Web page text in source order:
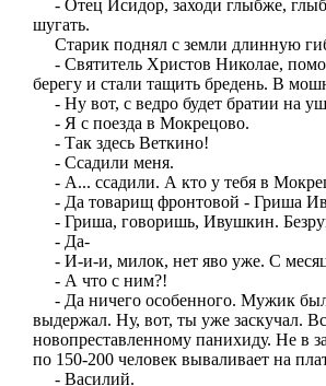
- Отец Исидор, заходи глыбже,
шугать.
Старик поднял с земли длинную
- Святитель Христов Николае,
берегу и стали тащить бредень. В
- Ну вот, с ведро будет братии на
- Я с поезда в Мокрецово.
- Так здесь Веткино!
- Ссадили меня.
- А... ссадили. А кто у тебя в
- Да товарищ фронтовой - Гриша
- Гриша, говоришь, Ивушкин.
- Да-
- И-и-и, милок, нет яво уже. С
- А что с ним?!
- Да ничего особенного. Мужик был
выдержал. Ну, вот, ты уже заскучал.
новопреставленному панихиду. Не в
по 150-200 человек вываливает на
- Василий.